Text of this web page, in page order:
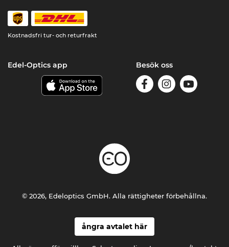
Kostnadsfri tur- och returfrakt
Edel-Optics app Besök oss
ångra avtalet här
© 2026, Edeloptics GmbH. Alla rättigheter förbehållna.